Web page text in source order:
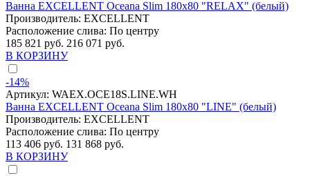
Ванна EXCELLENT Oceana Slim 180x80 "RELAX" (белый)
Производитель: EXCELLENT
Расположение слива: По центру
185 821 руб. 216 071 руб.
В КОРЗИНУ
-14%
Артикул: WAEX.OCE18S.LINE.WH
Ванна EXCELLENT Oceana Slim 180x80 "LINE" (белый)
Производитель: EXCELLENT
Расположение слива: По центру
113 406 руб. 131 868 руб.
В КОРЗИНУ